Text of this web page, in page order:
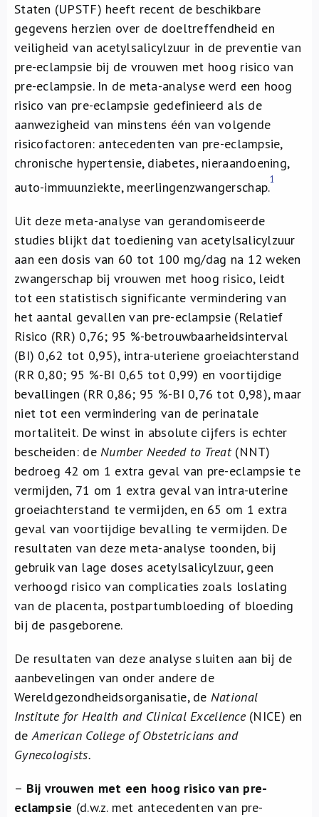
Staten (UPSTF) heeft recent de beschikbare
gegevens herzien over de doeltreffendheid en
veiligheid van acetylsalicylzuur in de preventie van
pre-eclampsie bij de vrouwen met hoog risico van
pre-eclampsie. In de meta-analyse werd een hoog
risico van pre-eclampsie gedefinieerd als de
aanwezigheid van minstens één van volgende
risicofactoren: antecedenten van pre-eclampsie,
chronische hypertensie, diabetes, nieraandoening,
auto-immuunziekte, meerlingenzwangerschap.1
Uit deze meta-analyse van gerandomiseerde
studies blijkt dat toediening van acetylsalicylzuur
aan een dosis van 60 tot 100 mg/dag na 12 weken
zwangerschap bij vrouwen met hoog risico, leidt
tot een statistisch significante vermindering van
het aantal gevallen van pre-eclampsie (Relatief
Risico (RR) 0,76; 95 %-betrouwbaarheidsinterval
(BI) 0,62 tot 0,95), intra-uteriene groeiachterstand
(RR 0,80; 95 %-BI 0,65 tot 0,99) en voortijdige
bevallingen (RR 0,86; 95 %-BI 0,76 tot 0,98), maar
niet tot een vermindering van de perinatale
mortaliteit. De winst in absolute cijfers is echter
bescheiden: deNumber Needed to Treat (NNT)
bedroeg 42 om 1 extra geval van pre-eclampsie te
vermijden, 71 om 1 extra geval van intra-uterine
groeiachterstand te vermijden, en 65 om 1 extra
geval van voortijdige bevalling te vermijden. De
resultaten van deze meta-analyse toonden, bij
gebruik van lage doses acetylsalicylzuur, geen
verhoogd risico van complicaties zoals loslating
van de placenta, postpartumbloeding of bloeding
bij de pasgeborene.
De resultaten van deze analyse sluiten aan bij de
aanbevelingen van onder andere de
Wereldgezondheidsorganisatie, de National
Institute for Health and Clinical Excellence(NICE) en
deAmerican College of Obstetricians and
Gynecologists.
– Bij vrouwen met een hoog risico van pre-
eclampsie (d.w.z. met antecedenten van pre-